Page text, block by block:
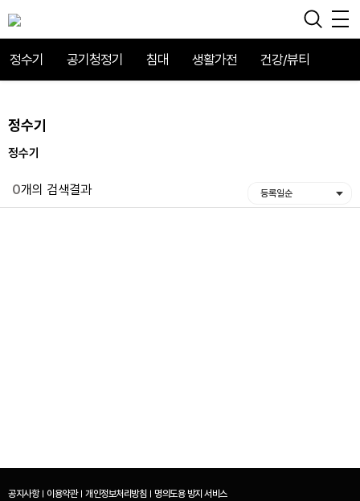
정수기 공기청정기 침대 생활가전 건강/뷰티
정수기
정수기
0개의 검색결과 등록일순
공지사항 이용약관 개인정보처리방침 명의도용 방지 서비스